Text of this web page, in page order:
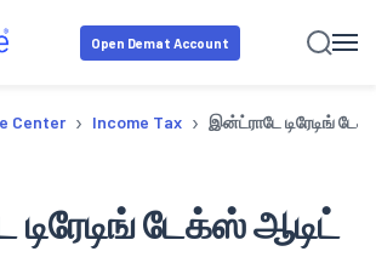
Open Demat Account
Center › Income Tax › இன்ட்ராடே டிரேடிங்
டேக்ஸ் ஆடிட்